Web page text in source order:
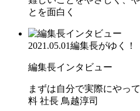
とを面白く
2021.05.01編集長がゆく！
編集長インタビュー
まずは自分で実際にやっ
料 社長 鳥越淳司